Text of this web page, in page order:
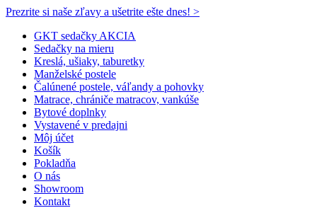
Prezrite si naše zľavy a ušetrite ešte dnes! >​
GKT sedačky AKCIA
Sedačky na mieru
Kreslá, ušiaky, taburetky
Manželské postele
Čalúnené postele, váľandy a pohovky
Matrace, chrániče matracov, vankúše
Bytové doplnky
Vystavené v predajni
Môj účet
Košík
Pokladňa
O nás
Showroom
Kontakt